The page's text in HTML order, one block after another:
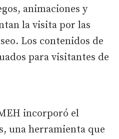
animaciones y
la visita por las
Los contenidos de
para visitantes de
incorporó el
una herramienta que